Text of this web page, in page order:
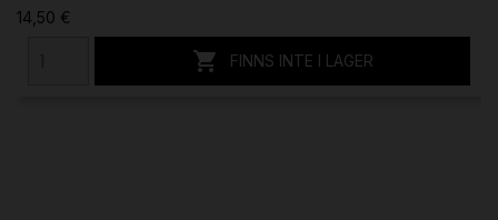
14,50 €
 FINNS INTE I LAGER